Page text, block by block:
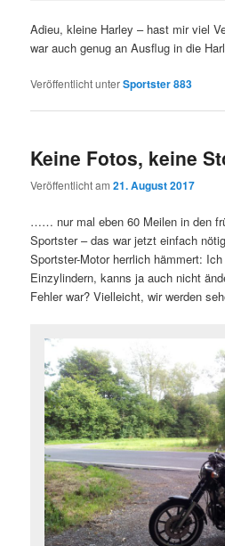
Adieu, kleine Harley – hast mir viel
war auch genug an Ausflug in die
Veröffentlicht unterSportster 883
Keine Fotos, keine
Veröffentlicht am21. August 2017
…… nur mal eben 60 Meilen in den
Sportster – das war jetzt einfach
Sportster-Motor herrlich hämmert:
Einzylindern, kanns ja auch nicht
Fehler war? Vielleicht, wir werden